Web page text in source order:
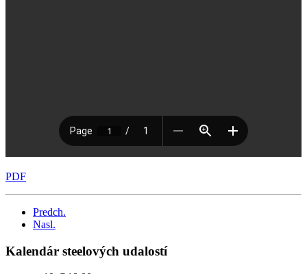
PDF
Predch.
Nasl.
Kalendár steelových udalostí